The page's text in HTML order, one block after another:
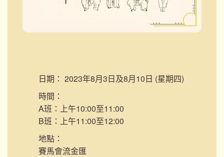
日期： 2023年8月3日及8月10日 (星期四)
時間：
A班：上午10:00至11:00
B班：上午11:00至12:00
地點：
賽馬會流金匯